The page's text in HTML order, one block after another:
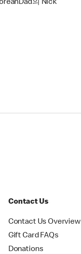
의 Nick
Contact Us
Contact Us Overview
Gift Card FAQs
Donations